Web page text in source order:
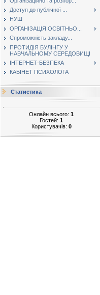
Доступ до публічної ...
НУШ
ОРГАНІЗАЦІЯ ОСВІТНЬО...
Спроможність закладу...
ПРОТИДІЯ БУЛІНГУ У
НАВЧАЛЬНОМУ СЕРЕДОВИЩІ
ІНТЕРНЕТ-БЕЗПЕКА
КАБІНЕТ ПСИХОЛОГА
Статистика
Онлайн всього: 1
Гостей: 1
Користувачів: 0